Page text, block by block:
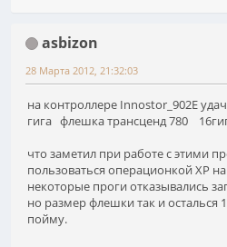
asbizon
28 Марта 2012, 21:32:03
на контроллере Innostor_902E
гига флешка трансценд 780
что заметил при работе с этими
пользоваться операционкой XP
некоторые проги отказывались
но размер флешки так и осталься
пойму.